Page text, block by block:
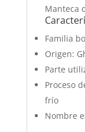
Manteca
Familia
Origen:
Parte
Proceso
frío
Nombre